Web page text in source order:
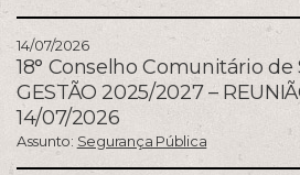
14/07/2026
18° Conselho Comunitário de
GESTÃO 2025/2027 –
14/07/2026
Assunto: Segurança Pública